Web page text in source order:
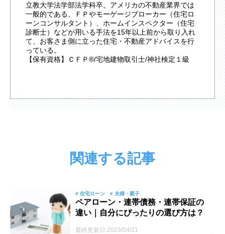
立教大学法学部法学科卒。アメリカの不動産業界では
一般的である、ＦＰやモーゲージブローカー（住宅ロ
ーンコンサルタント）、ホームインスペクター（住宅
診断士）などが用いる手法を15年以上前から取り入れ
て、お客さま側に立った住宅・不動産アドバイスを行
っている。
【保有資格】ＣＦＰ®/宅地建物取引士/神社検定１級
関連する記事
# 住宅ローン # 夫婦・親子
ペアローン・連帯債務・連帯保証の
違い｜自分にぴったりの選び方は？
最終更新日:2023/04/21